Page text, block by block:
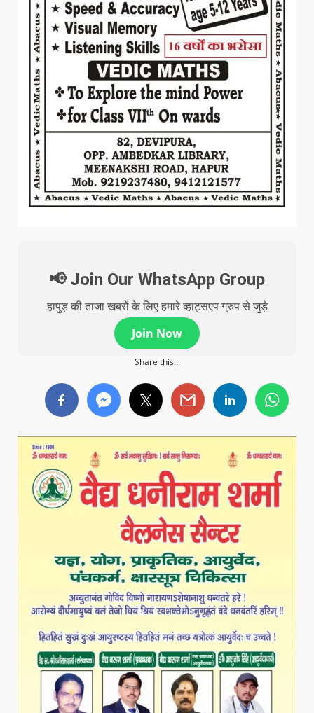
📢 Join Our WhatsApp Group
हापुड़ की ताजा खबरों के लिए हमारे व्हाट्सएप ग्रुप से जुड़े
Join Now
Share this...